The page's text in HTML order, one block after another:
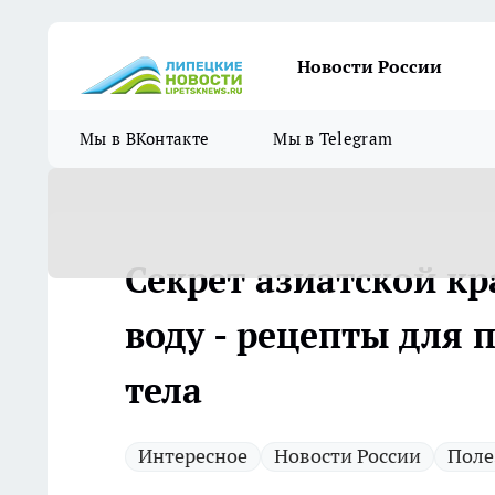
Новости России
Мы в ВКонтакте Мы в Telegram
Секрет азиатской
воду - рецепты для
тела
Интересное Новости России